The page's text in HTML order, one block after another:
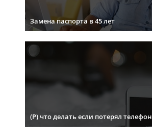
Замена паспорта в 45 лет
(Р) что делать если потерял телефон